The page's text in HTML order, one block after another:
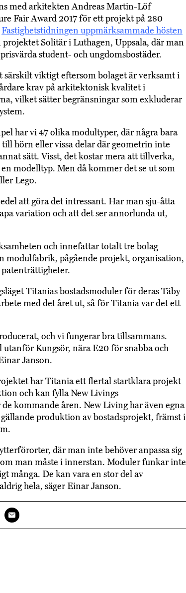
med arkitekten Andreas Martin-Löf
Fair Award 2017 för ett projekt på 280
Fastighetstidningen uppmärksammade hösten
projektet Solitär i Luthagen, Uppsala, där man
student- och ungdomsbostäder.
särskilt viktigt eftersom bolaget är verksamt i
krav på arkitektonisk kvalitet i
vilket sätter begränsningar som exkluderar
har vi 47 olika modultyper, där några bara
hörn eller vissa delar där geometrin inte
sätt. Visst, det kostar mera att tillverka,
modelltyp. Men då kommer det se ut som
Lego.
att göra det intressant. Har man sju-åtta
variation och att det ser annorlunda ut,
och innefattar totalt tre bolag
modulfabrik, pågående projekt, organisation,
Titanias bostadsmoduler för deras Täby
med det året ut, så för Titania var det ett
och vi fungerar bra tillsammans.
Kungsör, nära E20 för snabba och
Janson.
har Titania ett flertal startklara projekt
och kan fylla New Livings
kommande åren. New Living har även egna
produktion av bostadsprojekt, främst i
där man inte behöver anpassa sig
man måste i innerstan. Moduler funkar inte
många. De kan vara en stor del av
hela, säger Einar Janson.